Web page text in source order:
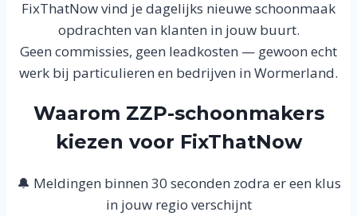
FixThatNow vind je dagelijks nieuwe schoonmaak
opdrachten van klanten in jouw buurt.
Geen commissies, geen leadkosten — gewoon echt
werk bij particulieren en bedrijven in Wormerland.
Waarom ZZP-schoonmakers
kiezen voor FixThatNow
🔔 Meldingen binnen 30 seconden zodra er een klus
in jouw regio verschijnt